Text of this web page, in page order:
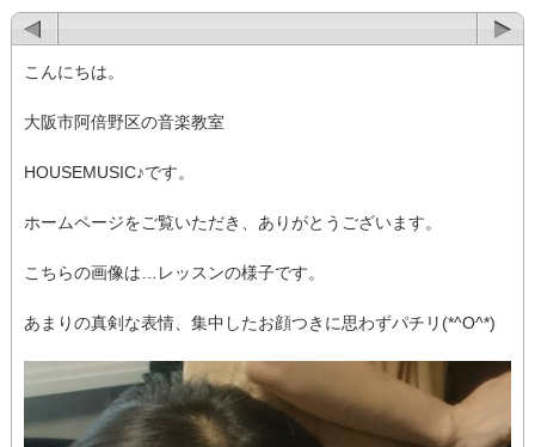
こんにちは。
大阪市阿倍野区の音楽教室
HOUSEMUSIC♪です。
ホームページをご覧いただき、ありがとうございます。
こちらの画像は…レッスンの様子です。
あまりの真剣な表情、集中したお顔つきに思わずパチリ(*^O^*)